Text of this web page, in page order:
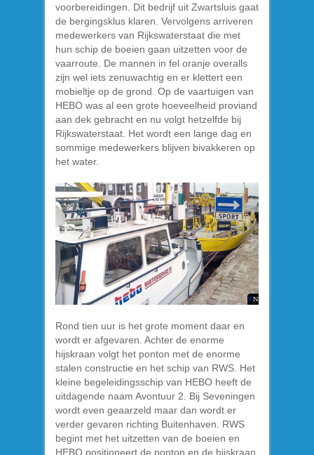
voorbereidingen. Dit bedrijf uit Zwartsluis gaat
de bergingsklus klaren. Vervolgens arriveren
medewerkers van Rijkswaterstaat die met
hun schip de boeien gaan uitzetten voor de
vaarroute. De mannen in fel oranje overalls
zijn wel iets zenuwachtig en er klettert een
mobieltje op de grond. Op de vaartuigen van
HEBO was al een grote hoeveelheid proviand
aan dek gebracht en nu volgt hetzelfde bij
Rijkswaterstaat. Het wordt een lange dag en
sommige medewerkers blijven bivakkeren op
het water.
Rond tien uur is het grote moment daar en
wordt er afgevaren. Achter de enorme
hijskraan volgt het ponton met de enorme
stalen constructie en het schip van RWS. Het
kleine begeleidingsschip van HEBO heeft de
uitdagende naam Avontuur 2. Bij Seveningen
wordt even geaarzeld maar dan wordt er
verder gevaren richting Buitenhaven. RWS
begint met het uitzetten van de boeien en
HEBO positioneert de ponton en de hijskraan.